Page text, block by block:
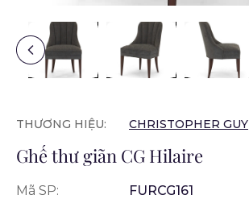
THƯƠNG HIỆU: CHRISTOPHER GUY
Ghế thư giãn CG Hilaire
Mã SP:
FURCG161